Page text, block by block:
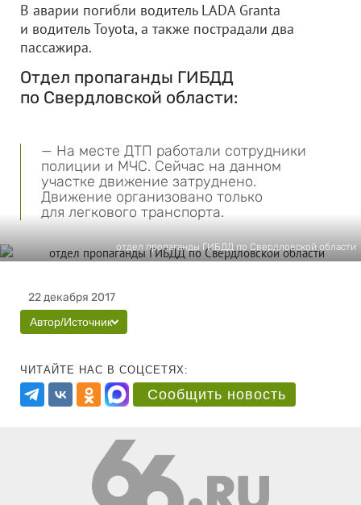
В аварии погибли водитель LADA Granta
и водитель Toyota, а также пострадали два
пассажира.
Отдел пропаганды ГИБДД
по Свердловской области:
— На месте ДТП работали сотрудники
полиции и МЧС. Сейчас на данном
участке движение затруднено.
Движение организовано только
для легкового транспорта.
отдел пропаганды ГИБДД по Свердловской области
22 декабря 2017
Автор/Источник
ЧИТАЙТЕ НАС В СОЦСЕТЯХ:
Сообщить новость